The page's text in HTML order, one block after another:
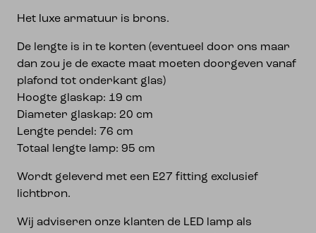
Het luxe armatuur is brons.
De lengte is in te korten (eventueel door ons maar
dan zou je de exacte maat moeten doorgeven vanaf
plafond tot onderkant glas)
Hoogte glaskap: 19 cm
Diameter glaskap: 20 cm
Lengte pendel: 76 cm
Totaal lengte lamp: 95 cm
Wordt geleverd met een E27 fitting exclusief
lichtbron.
Wij adviseren onze klanten de LED lamp als